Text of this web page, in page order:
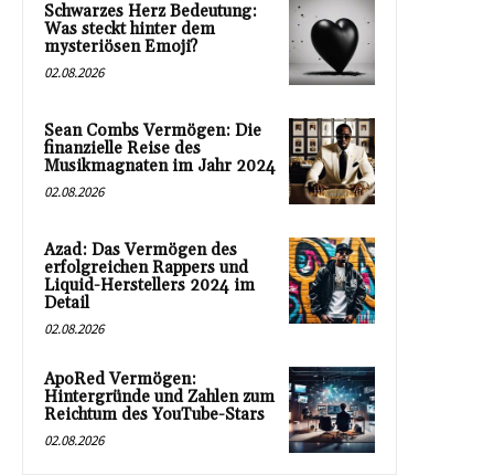
Schwarzes Herz Bedeutung:
Was steckt hinter dem
mysteriösen Emoji?
02.08.2026
Sean Combs Vermögen: Die
finanzielle Reise des
Musikmagnaten im Jahr 2024
02.08.2026
Azad: Das Vermögen des
erfolgreichen Rappers und
Liquid-Herstellers 2024 im
Detail
02.08.2026
ApoRed Vermögen:
Hintergründe und Zahlen zum
Reichtum des YouTube-Stars
02.08.2026